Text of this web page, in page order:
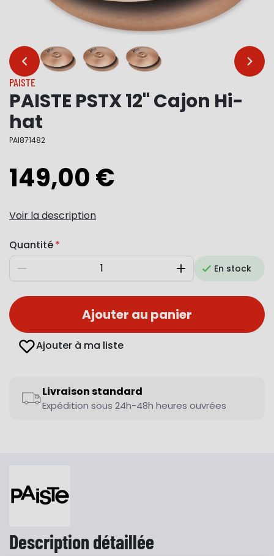
… …
PAISTE
PAISTE PSTX 12" Cajon Hi-
hat
PAI871482
149,00 €
Voir la description
Quantité
Diminuer AugmenterEn stock
Ajouter au panier
Ajouter à ma liste
Livraison standard
Expédition sous 24h-48h heures ouvrées
Description détaillée